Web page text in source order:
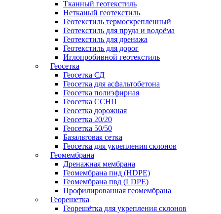
Тканный геотекстиль
Нетканый геотекстиль
Геотекстиль термоскрепленный
Геотекстиль для пруда и водоёма
Геотекстиль для дренажа
Геотекстиль для дорог
Иглопробивной геотекстиль
Геосетка
Геосетка СД
Геосетка для асфальтобетона
Геосетка полиэфирная
Геосетка ССНП
Геосетка дорожная
Геосетка 20/20
Геосетка 50/50
Базальтовая сетка
Геосетка для укрепления склонов
Геомембрана
Дренажная мембрана
Геомембрана пнд (HDPE)
Геомембрана пвд (LDPE)
Профилированная геомембрана
Георешетка
Георешётка для укрепления склонов